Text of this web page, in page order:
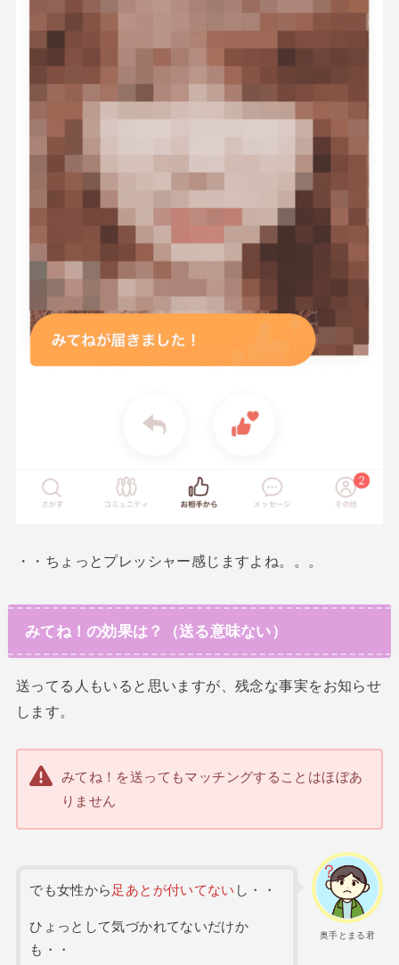
・・ちょっとプレッシャー感じますよね。。。
みてね！の効果は？（送る意味ない）
送ってる人もいると思いますが、残念な事実をお知らせ
します。
みてね！を送ってもマッチングすることはほぼあ
りません
奥手とまる君
でも女性から 足あとが付いてない し・・
ひょっとして気づかれてないだけか
も・・